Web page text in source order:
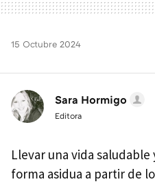
15 Octubre 2024
Sara Hormigo
Editora
Llevar una vida
forma asidua a partir de